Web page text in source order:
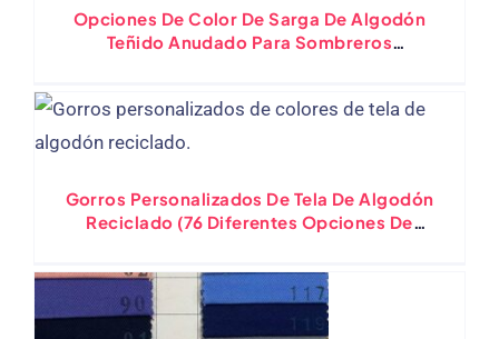
Opciones De Color De Sarga De Algodón
Teñido Anudado Para Sombreros
Gorros Personalizados De Tela De Algodón
Reciclado (76 Diferentes Opciones De